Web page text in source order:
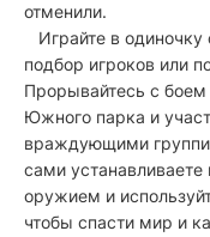
отменили.
Играйте в
подбор игроков или
Прорывайтесь с
Южного парка и
враждующими
сами
оружием и
чтобы спасти мир и